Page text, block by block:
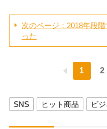
次のページ：2018年段
った
1 2
SNS ヒット商品 ビ